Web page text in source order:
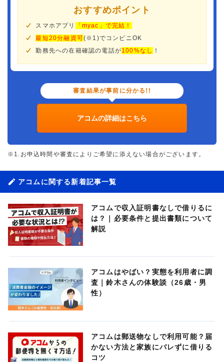
おすすめポイント
スマホアプリ
「myac」で完結！
最短20分融資可(※1)でコンビニOK
勤務先への在籍確認の電話が100%なし ！
審査結果が事前に分かる!!
アコムの詳細はこちら
※1.お申込時間や審査によりご希望に添えない場合がございます。
アコムに関する新着記事一覧
アコムで収入証明書なしで借りるに
は？｜必要条件と提出書類について
解説
アコムはやばい？実態を利用者に調
査｜鈴木さんの体験談（26歳・男
性）
アコムは郵送物なしで利用可能？届
かない方法と家族にバレずに借りる
コツ